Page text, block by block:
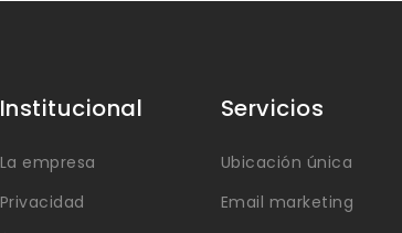
Institucional
La empresa
Privacidad
Servicios
Ubicación única
Email marketing